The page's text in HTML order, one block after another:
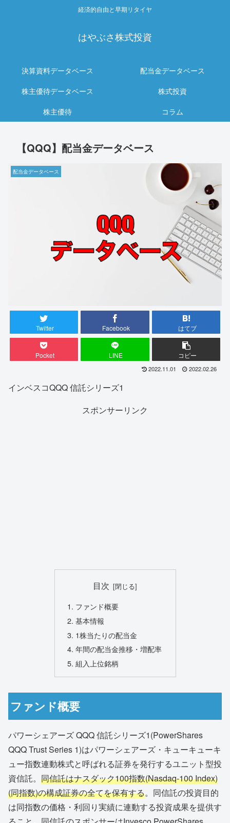
経済的自由と早期リタイヤ
はやぶさ株式投資
決算資料データベース
配当金データベース
株主優待データベース
株式投資
株主優待
コラム
【QQQ】配当金データベース
配当金データベース
Twitter Facebook はてブ
Pocket LINE コピー
2022.11.01 2022.02.26
インベスコQQQ 信託シリーズ1
スポンサーリンク
目次
ファンド概要
基本情報
1株当たりの配当金
年間の配当金推移・増配率
組入上位銘柄
ファンド概要
パワーシェアーズ QQQ 信託シリーズ1(PowerShares
QQQ Trust Series 1)はパワーシェアーズ・キューキューキ
ュー指数連動株式と呼ばれる証券を発行するユニット型投
資信託。 同信託はナスダック100指数(Nasdaq-100 Index)
(同指数)の構成証券の全てを保有する。同信託の投資目的
は同指数の価格・利回り実績に連動する投資成果を提供す